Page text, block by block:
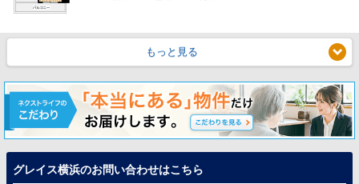
もっと見る
グレイス横浜のお問い合わせはこちら